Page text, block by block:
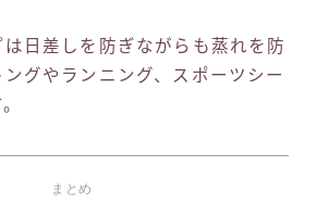
日差しを防ぎながらも蒸れを防
グやランニング、スポーツシー
まとめ